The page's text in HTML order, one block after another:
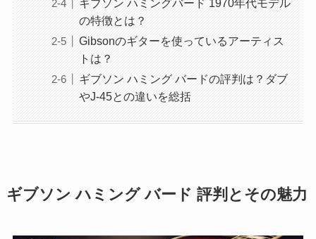
ギブソン ハミングバード 1970年代モデル
の特徴とは？
Gibsonのギターを使っているアーティス
トは？
ギブソン ハミング バードの評判は？ダブ
やJ-45との違いを総括
ギブソン ハミング バード 評判とその魅力